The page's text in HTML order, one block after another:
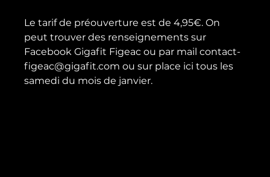
Le tarif de préouverture est de 4,95€. On
peut trouver des renseignements sur
Facebook Gigafit Figeac ou par mail contact-
figeac@gigafit.com ou sur place ici tous les
samedi du mois de janvier.